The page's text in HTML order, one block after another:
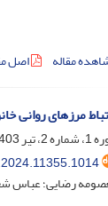
مقاله
اصل
مرزهای روانی
1403، صفحه
رضایی؛ عباس